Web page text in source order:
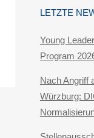
LETZTE
Young
Program
Nach Angriff
Würzburg: